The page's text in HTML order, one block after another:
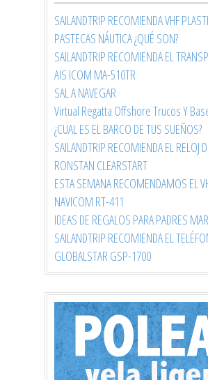
SAILANDTRIP RECOMIENDA VHF
PASTECAS NÁUTICA ¿QUÉ SON?
SAILANDTRIP RECOMIENDA EL
AIS ICOM MA-510TR
SAL A NAVEGAR
Virtual Regatta Offshore Trucos Y
¿CUAL ES EL BARCO DE TUS SUEÑOS?
SAILANDTRIP RECOMIENDA EL RELOJ
RONSTAN CLEARSTART
ESTA SEMANA RECOMENDAMOS EL
NAVICOM RT-411
IDEAS DE REGALOS PARA PADRES
SAILANDTRIP RECOMIENDA EL
GLOBALSTAR GSP-1700